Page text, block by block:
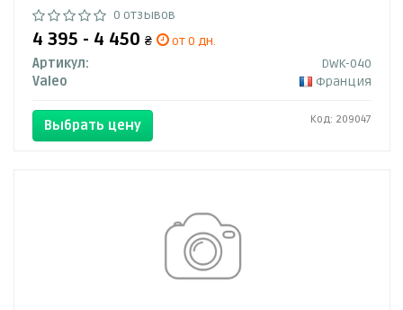
0 отзывов
4 395 - 4 450 ₴
от 0 дн.
Артикул:
DWK-040
Valeo
Франция
Выбрать цену Код: 209047